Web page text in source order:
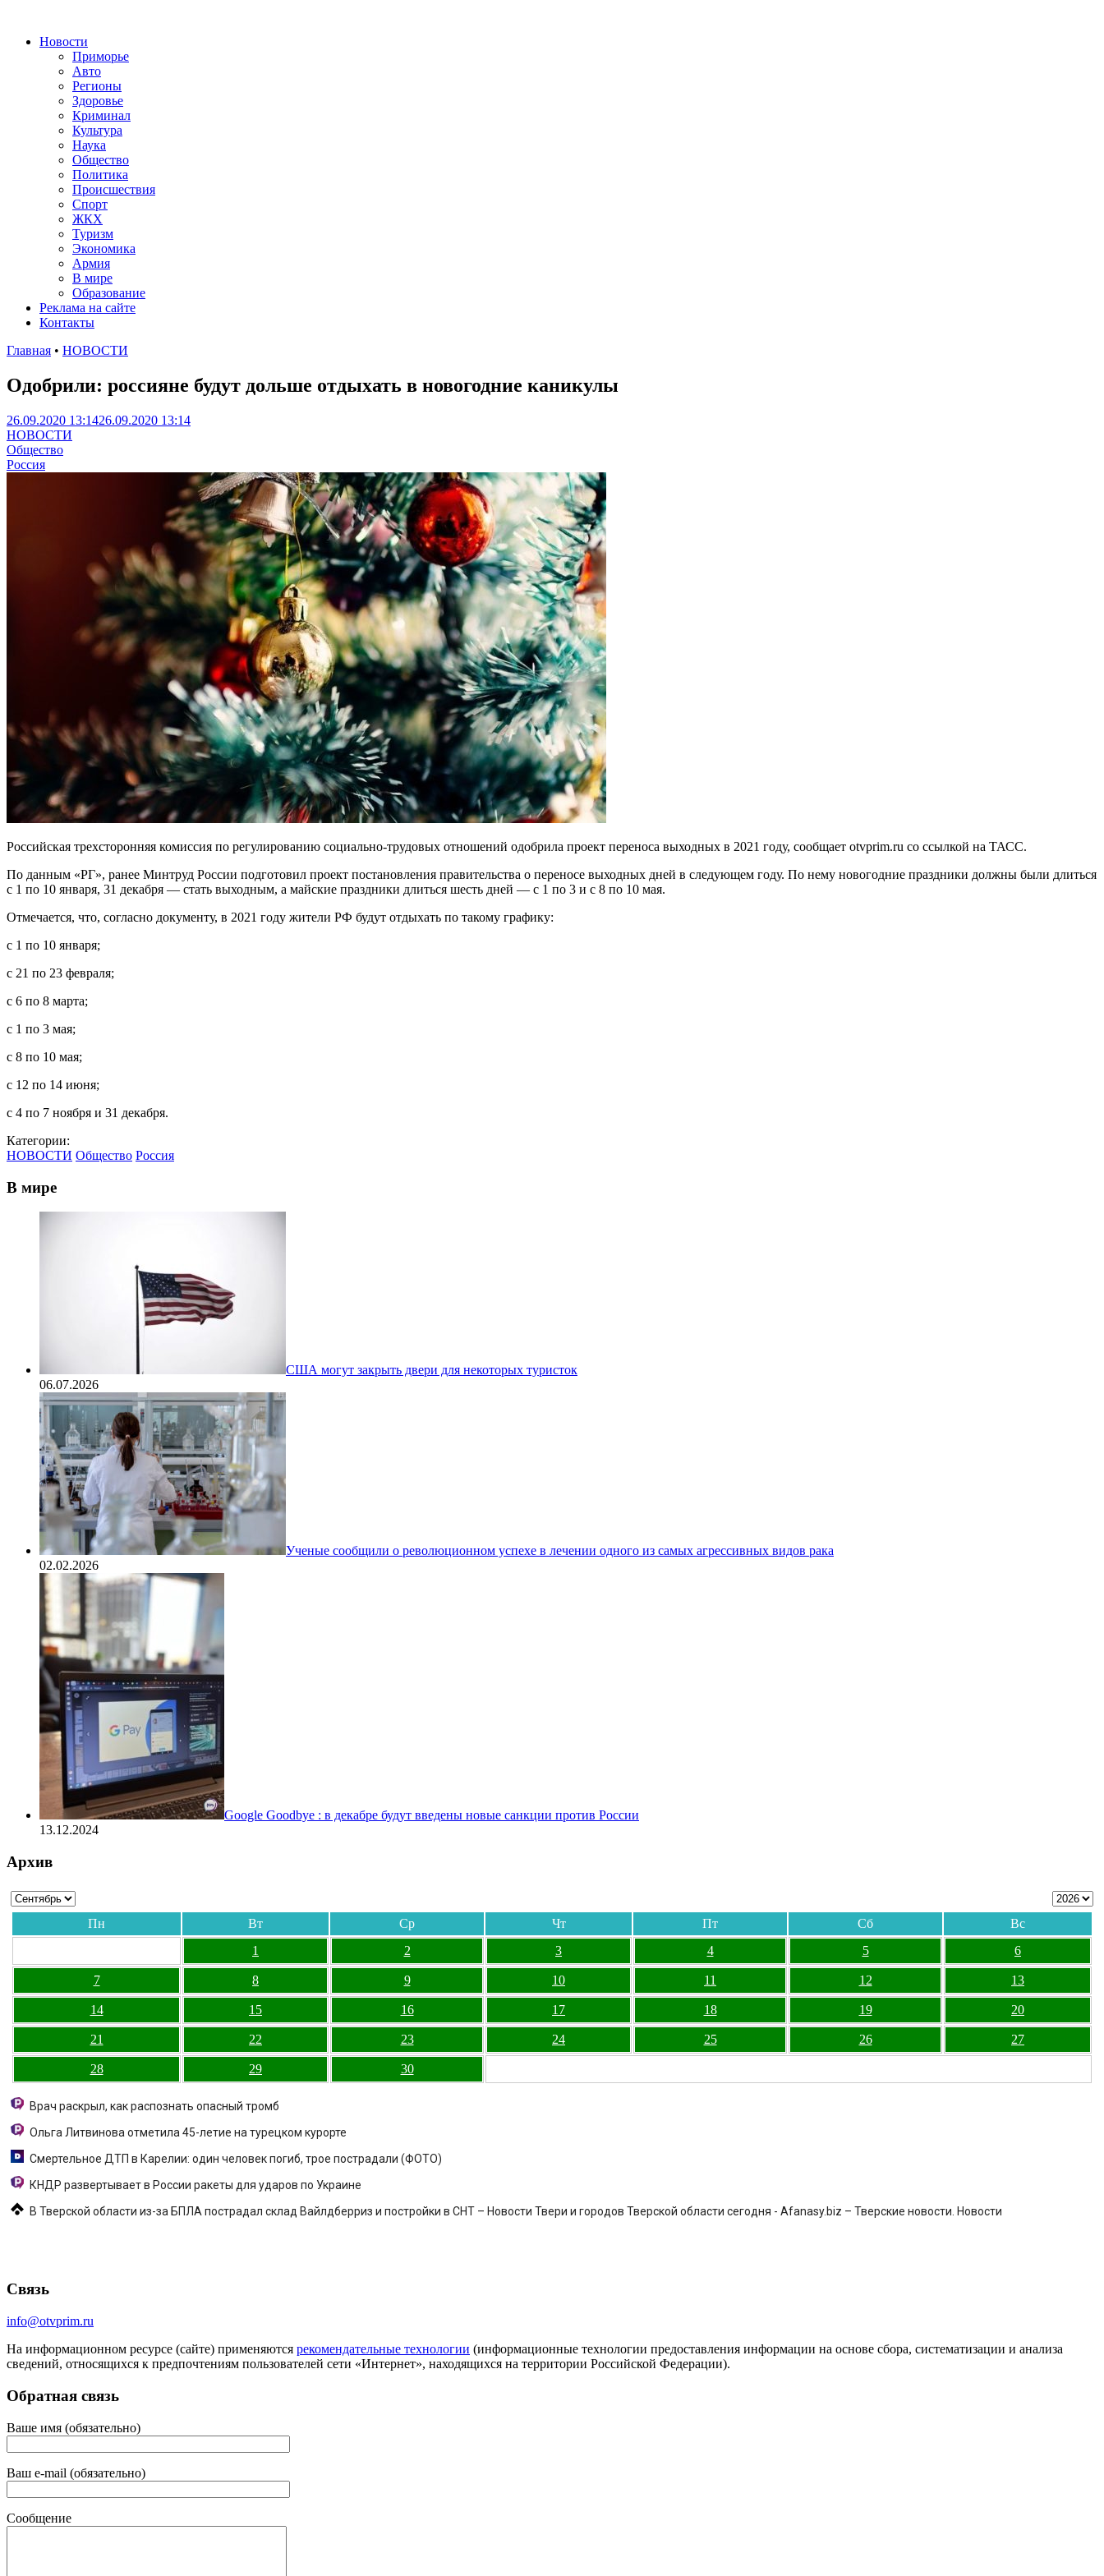
Новости
Приморье
Авто
Регионы
Здоровье
Криминал
Культура
Наука
Общество
Политика
Происшествия
Спорт
ЖКХ
Туризм
Экономика
Армия
В мире
Образование
Реклама на сайте
Контакты
Главная • НОВОСТИ
Одобрили: россияне будут дольше отдыхать в новогодние каникулы
26.09.2020 13:1426.09.2020 13:14
НОВОСТИ
Общество
Россия
Российская трехсторонняя комиссия по регулированию социально-трудовых отношений одобрила проект переноса выходных в 2021 году, сообщает otvprim.ru со ссылкой на ТАСС.
По данным «РГ», ранее Минтруд России подготовил проект постановления правительства о переносе выходных дней в следующем году. По нему новогодние праздники должны были длиться
с 1 по 10 января, 31 декабря — стать выходным, а майские праздники длиться шесть дней — с 1 по 3 и с 8 по 10 мая.
Отмечается, что, согласно документу, в 2021 году жители РФ будут отдыхать по такому графику:
с 1 по 10 января;
с 21 по 23 февраля;
с 6 по 8 марта;
с 1 по 3 мая;
с 8 по 10 мая;
с 12 по 14 июня;
с 4 по 7 ноября и 31 декабря.
Категории:
НОВОСТИ Общество Россия
В мире
США могут закрыть двери для некоторых туристок
06.07.2026
Ученые сообщили о революционном успехе в лечении одного из самых агрессивных видов рака
02.02.2026
Google Goodbye : в декабре будут введены новые санкции против России
13.12.2024
Архив
Пн Вт Ср Чт Пт Сб
Вс
1
2 3 4 5 6
7 8 9 10 11 12 13
14 15 16 17 18 19 20
21 22 23 24 25 26 27
28 29 30
Врач раскрыл, как распознать опасный тромб
Ольга Литвинова отметила 45-летие на турецком курорте
Смертельное ДТП в Карелии: один человек погиб, трое пострадали (ФОТО)
КНДР развертывает в России ракеты для ударов по Украине
В Тверской области из-за БПЛА пострадал склад Вайлдберриз и постройки в СНТ – Новости Твери и городов Тверской области сегодня - Afanasy.biz – Тверские новости. Новости
Связь
info@otvprim.ru
На информационном ресурсе (сайте) применяются рекомендательные технологии (информационные технологии предоставления информации на основе сбора, систематизации и анализа
сведений, относящихся к предпочтениям пользователей сети «Интернет», находящихся на территории Российской Федерации).
Обратная связь
Ваше имя (обязательно)
Ваш e-mail (обязательно)
Сообщение